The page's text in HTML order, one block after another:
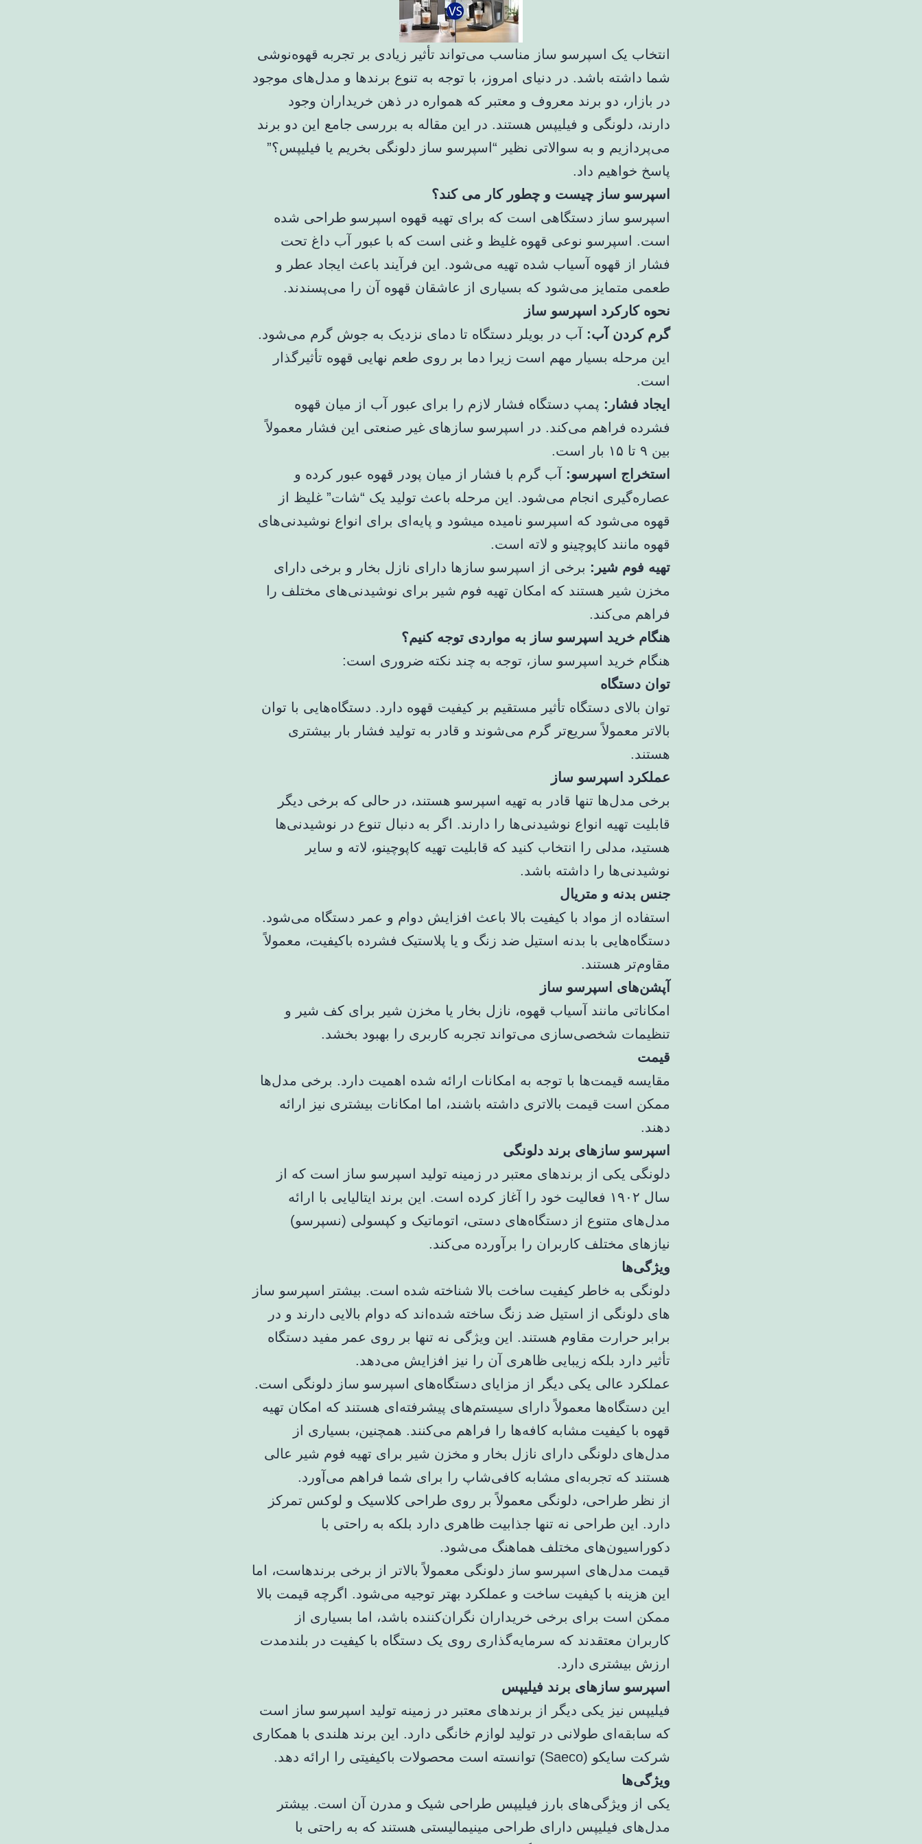
انتخاب یک اسپرسو ساز مناسب می‌تواند تأثیر زیادی بر تجربه قهوه‌نوشی
شما داشته باشد. در دنیای امروز، با توجه به تنوع برندها و مدل‌های موجود
در بازار، دو برند معروف و معتبر که همواره در ذهن خریداران وجود
دارند، دلونگی و فیلیپس هستند. در این مقاله به بررسی جامع این دو برند
می‌پردازیم و به سوالاتی نظیر “اسپرسو ساز دلونگی بخریم یا فیلیپس؟”
پاسخ خواهیم داد.
اسپرسو ساز چیست و چطور کار می کند؟
اسپرسو ساز دستگاهی است که برای تهیه قهوه اسپرسو طراحی شده
است. اسپرسو نوعی قهوه غلیظ و غنی است که با عبور آب داغ تحت
فشار از قهوه آسیاب شده تهیه می‌شود. این فرآیند باعث ایجاد عطر و
طعمی متمایز می‌شود که بسیاری از عاشقان قهوه آن را می‌پسندند.
نحوه کارکرد اسپرسو ساز
گرم کردن آب: آب در بویلر دستگاه تا دمای نزدیک به جوش گرم می‌شود.
این مرحله بسیار مهم است زیرا دما بر روی طعم نهایی قهوه تأثیرگذار
است.
ایجاد فشار: پمپ دستگاه فشار لازم را برای عبور آب از میان قهوه
فشرده فراهم می‌کند. در اسپرسو سازهای غیر صنعتی این فشار معمولاً
بین ۹ تا ۱۵ بار است.
استخراج اسپرسو: آب گرم با فشار از میان پودر قهوه عبور کرده و
عصاره‌گیری انجام می‌شود. این مرحله باعث تولید یک “شات” غلیظ از
قهوه می‌شود که اسپرسو نامیده میشود و پایه‌ای برای انواع نوشیدنی‌های
قهوه مانند کاپوچینو و لاته است.
تهیه فوم شیر: برخی از اسپرسو سازها دارای نازل بخار و برخی دارای
مخزن شیر هستند که امکان تهیه فوم شیر برای نوشیدنی‌های مختلف را
فراهم می‌کند.
هنگام خرید اسپرسو ساز به مواردی توجه کنیم؟
هنگام خرید اسپرسو ساز، توجه به چند نکته ضروری است:
توان دستگاه
توان بالای دستگاه تأثیر مستقیم بر کیفیت قهوه دارد. دستگاه‌هایی با توان
بالاتر معمولاً سریع‌تر گرم می‌شوند و قادر به تولید فشار بار بیشتری
هستند.
عملکرد اسپرسو ساز
برخی مدل‌ها تنها قادر به تهیه اسپرسو هستند، در حالی که برخی دیگر
قابلیت تهیه انواع نوشیدنی‌ها را دارند. اگر به دنبال تنوع در نوشیدنی‌ها
هستید، مدلی را انتخاب کنید که قابلیت تهیه کاپوچینو، لاته و سایر
نوشیدنی‌ها را داشته باشد.
جنس بدنه و متریال
استفاده از مواد با کیفیت بالا باعث افزایش دوام و عمر دستگاه می‌شود.
دستگاه‌هایی با بدنه استیل ضد زنگ و یا پلاستیک فشرده باکیفیت، معمولاً
مقاوم‌تر هستند.
آپشن‌های اسپرسو ساز
امکاناتی مانند آسیاب قهوه، نازل بخار یا مخزن شیر برای کف شیر و
تنظیمات شخصی‌سازی می‌تواند تجربه کاربری را بهبود بخشد.
قیمت
مقایسه قیمت‌ها با توجه به امکانات ارائه شده اهمیت دارد. برخی مدل‌ها
ممکن است قیمت بالاتری داشته باشند، اما امکانات بیشتری نیز ارائه
دهند.
اسپرسو سازهای برند دلونگی
دلونگی یکی از برندهای معتبر در زمینه تولید اسپرسو ساز است که از
سال ۱۹۰۲ فعالیت خود را آغاز کرده است. این برند ایتالیایی با ارائه
مدل‌های متنوع از دستگاه‌های دستی، اتوماتیک و کپسولی (نسپرسو)
نیازهای مختلف کاربران را برآورده می‌کند.
ویژگی‌ها
دلونگی به خاطر کیفیت ساخت بالا شناخته شده است. بیشتر اسپرسو ساز
های دلونگی از استیل ضد زنگ ساخته شده‌اند که دوام بالایی دارند و در
برابر حرارت مقاوم هستند. این ویژگی نه تنها بر روی عمر مفید دستگاه
تأثیر دارد بلکه زیبایی ظاهری آن را نیز افزایش می‌دهد.
عملکرد عالی یکی دیگر از مزایای دستگاه‌های اسپرسو ساز دلونگی است.
این دستگاه‌ها معمولاً دارای سیستم‌های پیشرفته‌ای هستند که امکان تهیه
قهوه با کیفیت مشابه کافه‌ها را فراهم می‌کنند. همچنین، بسیاری از
مدل‌های دلونگی دارای نازل بخار و مخزن شیر برای تهیه فوم شیر عالی
هستند که تجربه‌ای مشابه کافی‌شاپ را برای شما فراهم می‌آورد.
از نظر طراحی، دلونگی معمولاً بر روی طراحی کلاسیک و لوکس تمرکز
دارد. این طراحی نه تنها جذابیت ظاهری دارد بلکه به راحتی با
دکوراسیون‌های مختلف هماهنگ می‌شود.
قیمت مدل‌های اسپرسو ساز دلونگی معمولاً بالاتر از برخی برندهاست، اما
این هزینه با کیفیت ساخت و عملکرد بهتر توجیه می‌شود. اگرچه قیمت بالا
ممکن است برای برخی خریداران نگران‌کننده باشد، اما بسیاری از
کاربران معتقدند که سرمایه‌گذاری روی یک دستگاه با کیفیت در بلندمدت
ارزش بیشتری دارد.
اسپرسو سازهای برند فیلیپس
فیلیپس نیز یکی دیگر از برندهای معتبر در زمینه تولید اسپرسو ساز است
که سابقه‌ای طولانی در تولید لوازم خانگی دارد. این برند هلندی با همکاری
شرکت سایکو (Saeco) توانسته است محصولات باکیفیتی را ارائه دهد.
ویژگی‌ها
یکی از ویژگی‌های بارز فیلیپس طراحی شیک و مدرن آن است. بیشتر
مدل‌های فیلیپس دارای طراحی مینیمالیستی هستند که به راحتی با